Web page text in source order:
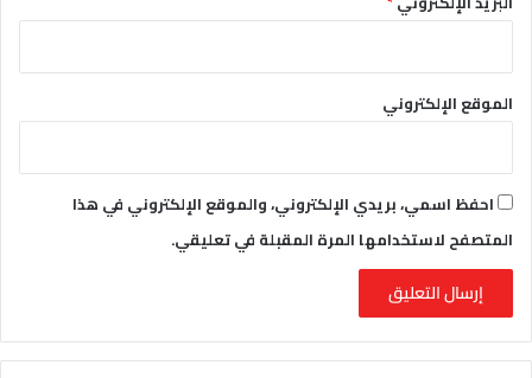
الموقع الإلكتروني
احفظ اسمي، بريدي الإلكتروني، والموقع الإلكتروني في هذا
المتصفح لاستخدامها المرة المقبلة في تعليقي.